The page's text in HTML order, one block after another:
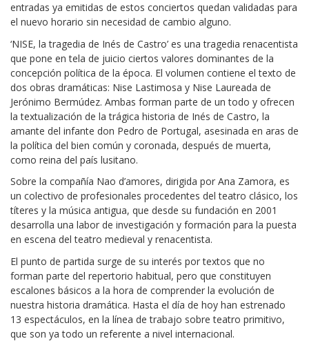
entradas ya emitidas de estos conciertos quedan validadas para
el nuevo horario sin necesidad de cambio alguno.
‘NISE, la tragedia de Inés de Castro’ es una tragedia renacentista
que pone en tela de juicio ciertos valores dominantes de la
concepción política de la época. El volumen contiene el texto de
dos obras dramáticas: Nise Lastimosa y Nise Laureada de
Jerónimo Bermúdez. Ambas forman parte de un todo y ofrecen
la textualización de la trágica historia de Inés de Castro, la
amante del infante don Pedro de Portugal, asesinada en aras de
la política del bien común y coronada, después de muerta,
como reina del país lusitano.
Sobre la compañía Nao d’amores, dirigida por Ana Zamora, es
un colectivo de profesionales procedentes del teatro clásico, los
títeres y la música antigua, que desde su fundación en 2001
desarrolla una labor de investigación y formación para la puesta
en escena del teatro medieval y renacentista.
El punto de partida surge de su interés por textos que no
forman parte del repertorio habitual, pero que constituyen
escalones básicos a la hora de comprender la evolución de
nuestra historia dramática. Hasta el día de hoy han estrenado
13 espectáculos, en la línea de trabajo sobre teatro primitivo,
que son ya todo un referente a nivel internacional.